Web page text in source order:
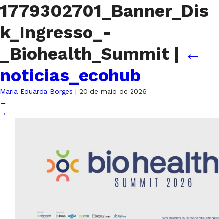
1779302701_Banner_Dis
k_Ingresso_-
_Biohealth_Summit | ←
noticias_ecohub
Maria Eduarda Borges | 20 de maio de 2026
←
→